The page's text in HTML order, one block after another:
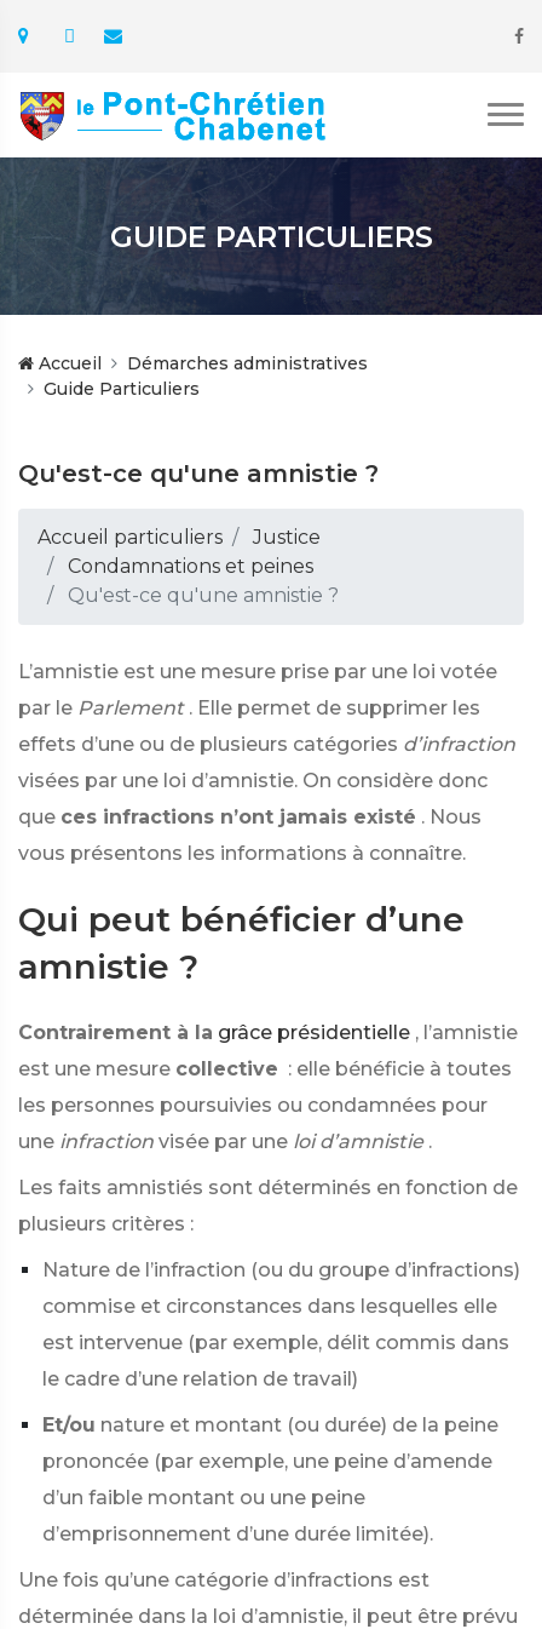
GUIDE PARTICULIERS
Accueil
Démarches administratives
Guide Particuliers
Qu'est-ce qu'une amnistie ?
Accueil particuliers
Justice
Condamnations et peines
Qu'est-ce qu'une amnistie ?
L’amnistie est une mesure prise par une loi votée
par le Parlement . Elle permet de supprimer les
effets d’une ou de plusieurs catégories d’infraction
visées par une loi d’amnistie. On considère donc
que ces infractions n’ont jamais existé . Nous
vous présentons les informations à connaître.
Qui peut bénéficier d’une
amnistie ?
Contrairement à la grâce présidentielle , l’amnistie
est une mesure collective : elle bénéficie à toutes
les personnes poursuivies ou condamnées pour
une infraction visée par une loi d’amnistie .
Les faits amnistiés sont déterminés en fonction de
plusieurs critères :
Nature de l’infraction (ou du groupe d’infractions)
commise et circonstances dans lesquelles elle
est intervenue (par exemple, délit commis dans
le cadre d’une relation de travail)
Et/ou nature et montant (ou durée) de la peine
prononcée (par exemple, une peine d’amende
d’un faible montant ou une peine
d’emprisonnement d’une durée limitée).
Une fois qu’une catégorie d’infractions est
déterminée dans la loi d’amnistie, il peut être prévu